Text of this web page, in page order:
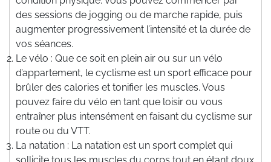
des sessions de jogging ou de marche rapide, puis
augmenter progressivement l’intensité et la durée de
vos séances.
Le vélo : Que ce soit en plein air ou sur un vélo
d’appartement, le cyclisme est un sport efficace pour
brûler des calories et tonifier les muscles. Vous
pouvez faire du vélo en tant que loisir ou vous
entraîner plus intensément en faisant du cyclisme sur
route ou du VTT.
La natation : La natation est un sport complet qui